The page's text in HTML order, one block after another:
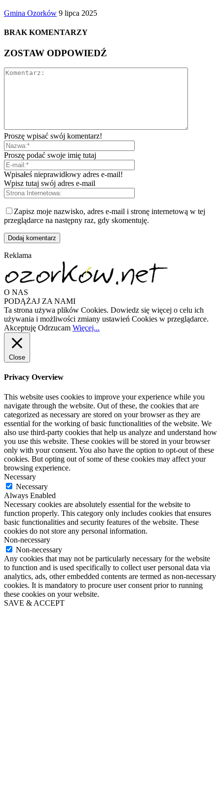
Gmina Ozorków 9 lipca 2025
BRAK KOMENTARZY
ZOSTAW ODPOWIEDŹ
Proszę wpisać swój komentarz!
Proszę podać swoje imię tutaj
Wpisałeś nieprawidłowy adres e-mail!
Wpisz tutaj swój adres e-mail
Zapisz moje nazwisko, adres e-mail i stronę internetową w tej
przeglądarce na następny raz, gdy skomentuję.
Reklama
O NAS
PODĄŻAJ ZA NAMI
Ta strona używa plików Cookies. Dowiedz się więcej o celu ich
używania i możliwości zmiany ustawień Cookies w przeglądarce.
Akceptuję Odrzucam Więcej...
Close
Privacy Overview
This website uses cookies to improve your experience while you
navigate through the website. Out of these, the cookies that are
categorized as necessary are stored on your browser as they are
essential for the working of basic functionalities of the website. We
also use third-party cookies that help us analyze and understand how
you use this website. These cookies will be stored in your browser
only with your consent. You also have the option to opt-out of these
cookies. But opting out of some of these cookies may affect your
browsing experience.
Necessary
Necessary
Always Enabled
Necessary cookies are absolutely essential for the website to
function properly. This category only includes cookies that ensures
basic functionalities and security features of the website. These
cookies do not store any personal information.
Non-necessary
Non-necessary
Any cookies that may not be particularly necessary for the website
to function and is used specifically to collect user personal data via
analytics, ads, other embedded contents are termed as non-necessary
cookies. It is mandatory to procure user consent prior to running
these cookies on your website.
SAVE & ACCEPT